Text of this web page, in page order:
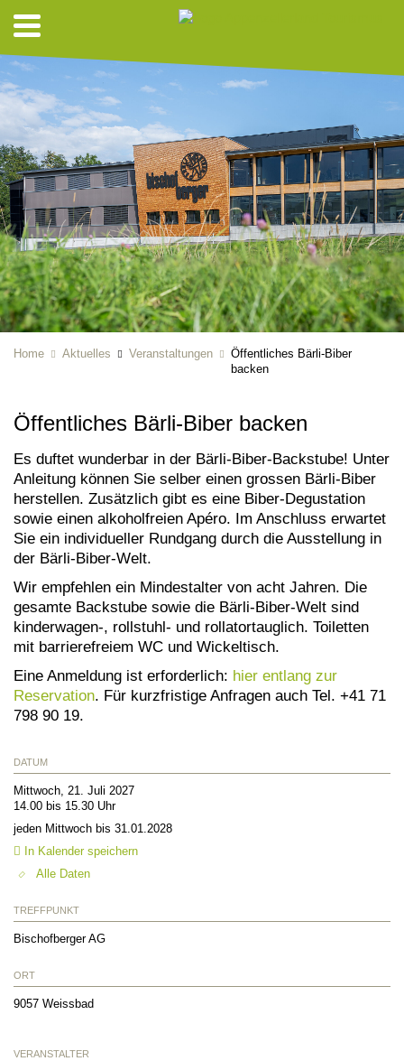
Home Aktuelles Veranstaltungen
Öffentliches Bärli-Biber
backen
Öffentliches Bärli-Biber backen
Es duftet wunderbar in der Bärli-Biber-Backstube! Unter
Anleitung können Sie selber einen grossen Bärli-Biber
herstellen. Zusätzlich gibt es eine Biber-Degustation
sowie einen alkoholfreien Apéro. Im Anschluss erwartet
Sie ein individueller Rundgang durch die Ausstellung in
der Bärli-Biber-Welt.
Wir empfehlen ein Mindestalter von acht Jahren. Die
gesamte Backstube sowie die Bärli-Biber-Welt sind
kinderwagen-, rollstuhl- und rollatortauglich. Toiletten
mit barrierefreiem WC und Wickeltisch.
Eine Anmeldung ist erforderlich: hier entlang zur
Reservation . Für kurzfristige Anfragen auch Tel. +41 71
798 90 19.
DATUM
Mittwoch, 21. Juli 2027
14.00 bis 15.30 Uhr
jeden Mittwoch bis 31.01.2028
In Kalender speichern
Alle Daten
TREFFPUNKT
Bischofberger AG
ORT
9057 Weissbad
VERANSTALTER